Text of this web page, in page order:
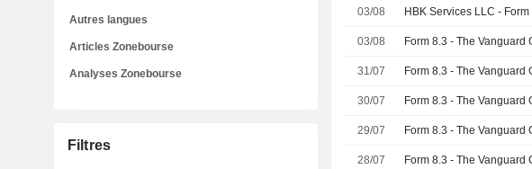
03/08 HBK Services LLC -
03/08 Form 8.3 - The Vanguard
31/07 Form 8.3 - The Vanguard
30/07 Form 8.3 - The Vanguard
29/07 Form 8.3 - The Vanguard
28/07 Form 8.3 - The Vanguard
Autres langues
Articles Zonebourse
Analyses Zonebourse
Filtres